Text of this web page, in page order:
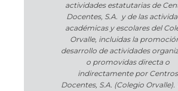
actividades estatutarias de
Docentes, S.A. y de las
académicas y escolares del
Orvalle, incluidas la
desarrollo de actividades
o promovidas directa o
indirectamente por Centros
Docentes, S.A. (Colegio Orvalle).